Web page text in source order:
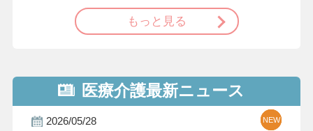
もっと見る
医療介護最新ニュース
2026/05/28 NEW
NEW
NEW